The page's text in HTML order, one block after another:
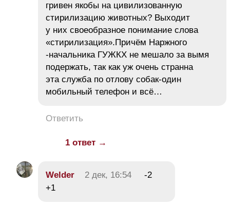
гривен якобы на цивилизованную
стирилизацию животных? Выходит
у них своеобразное понимание слова
«стирилизация».Причём Наржного
-начальника ГУЖКХ не мешало за вымя
подержать, так как уж очень странна
эта служба по отлову собак-один
мобильный телефон и всё…
Ответить
1 ответ →
Welder 2 дек, 16:54
-2
+1